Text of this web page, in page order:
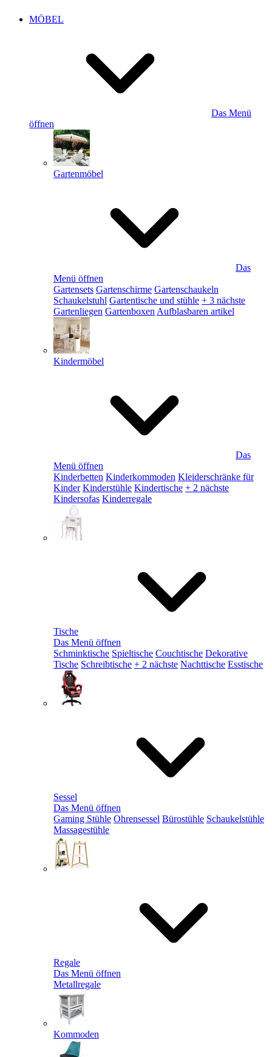
MÖBEL
Das Menü
öffnen
Gartenmöbel
Das
Menü öffnen
Gartensets Gartenschirme Gartenschaukeln
Schaukelstuhl Gartentische und stühle + 3 nächste
Gartenliegen Gartenboxen Aufblasbaren artikel
Kindermöbel
Das
Menü öffnen
Kinderbetten Kinderkommoden Kleiderschränke für
Kinder Kinderstühle Kindertische + 2 nächste
Kindersofas Kinderregale
Tische
Das Menü öffnen
Schminktische Spieltische Couchtische Dekorative
Tische Schreibtische + 2 nächste Nachttische Esstische
Sessel
Das Menü öffnen
Gaming Stühle Ohrensessel Bürostühle Schaukelstühle
Massagestühle
Regale
Das Menü öffnen
Metallregale
Kommoden